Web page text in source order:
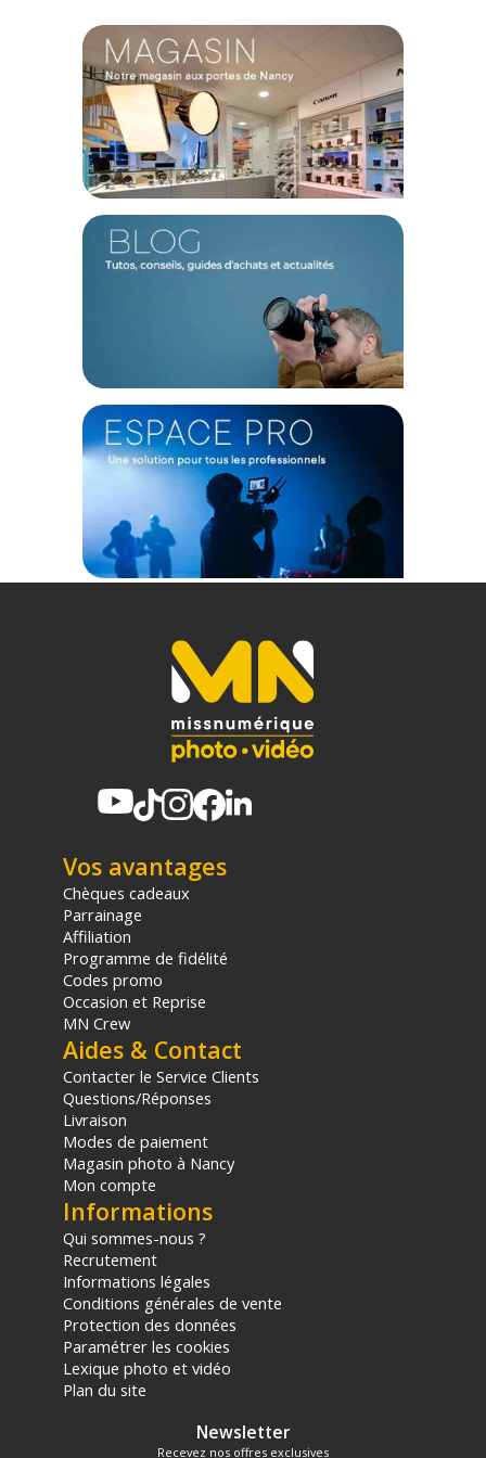
devoir remplacer le rouleau, optimisant ainsi votre flux de
travail et votre budget.
Caractéristiques du fond papier Savage 1,36x11m Sea
Green :
Marque : SAVAGE
Couleur : Sea Green
Largeur : 1,36 m
Longueur : 11 m
1x Rouleau fond papier Savage 1.36 x 11m Sea Green
Code EAN SAVAGE Savage fond papier 1,36x11m Sea Green -
Fond papier - Achat & prix :000000098785
Garantie 2 ans
(1) Offre valable jusqu'au 31 Décembre 2030 à partir de 49 euros
d'achat, sur la base d'une expédition Chronopost 24H vers un point
relais situé en France continentale uniquement, valable uniquement
sur les produits de moins de 1m et moins de 20Kg.
(2) Nombre de points Fidélité estimés, hors remises au panier, basé
sur le prix TTC en €, les points seront effectivement calculés dans le
Vos avantages
Chèques cadeaux
Parrainage
Affiliation
Programme de fidélité
Codes promo
Occasion et Reprise
MN Crew
Aides & Contact
Contacter le Service Clients
Questions/Réponses
Livraison
Modes de paiement
Magasin photo à Nancy
Mon compte
Informations
Qui sommes-nous ?
Recrutement
Informations légales
Conditions générales de vente
Protection des données
Paramétrer les cookies
Lexique photo et vidéo
Plan du site
Newsletter
Recevez nos offres exclusives